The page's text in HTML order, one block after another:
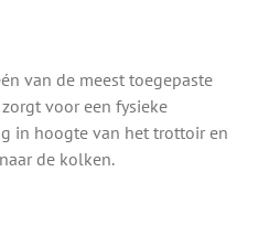
van de meest toegepaste
voor een fysieke
in hoogte van het trottoir en
de kolken.